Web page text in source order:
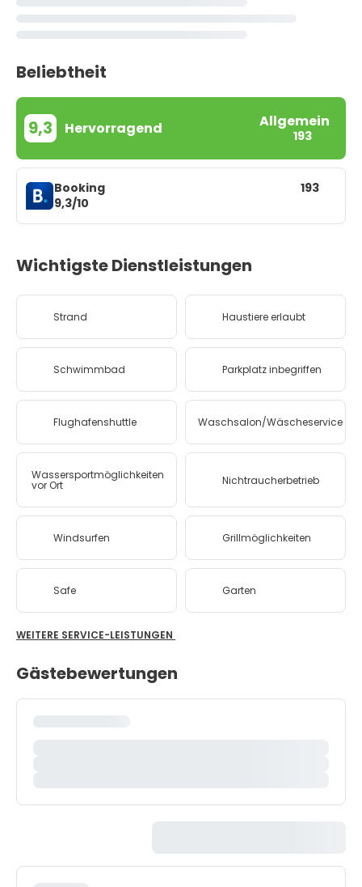
Beliebtheit
9,3 Hervorragend Allgemein
193
Booking
9,3/10
193
Wichtigste Dienstleistungen
Strand Haustiere erlaubt
Schwimmbad Parkplatz inbegriffen
Flughafenshuttle Waschsalon/Wäscheservice
Wassersportmöglichkeiten
vor Ort Nichtraucherbetrieb
Windsurfen Grillmöglichkeiten
Safe Garten
WEITERE SERVICE-LEISTUNGEN
Gästebewertungen